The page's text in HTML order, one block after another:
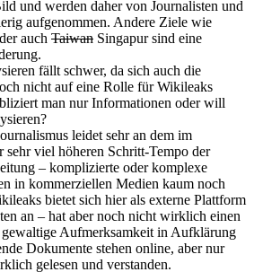
und werden daher von Journalisten und
aufgenommen. Andere Ziele wie
auch Taiwan Singapur sind eine
fällt schwer, da sich auch die
nicht auf eine Rolle für Wikileaks
man nur Informationen oder will
leidet sehr an dem im
sehr viel höheren Schritt-Tempo der
– komplizierte oder komplexe
in kommerziellen Medien kaum noch
bietet sich hier als externe Plattform
an – hat aber noch nicht wirklich einen
Aufmerksamkeit in Aufklärung
Dokumente stehen online, aber nur
gelesen und verstanden.